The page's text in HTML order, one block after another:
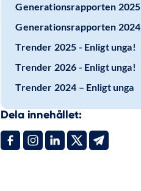
Generationsrapporten 2025
Generationsrapporten 2024
Trender 2025 - Enligt unga!
Trender 2026 - Enligt unga!
Trender 2024 – Enligt unga
Dela innehållet: